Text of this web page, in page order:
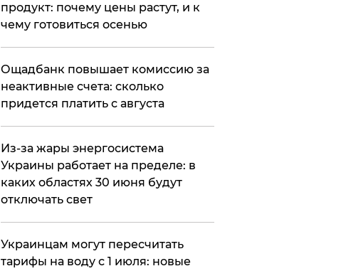
продукт: почему цены растут, и к
чему готовиться осенью
​Ощадбанк повышает комиссию за
неактивные счета: сколько
придется платить с августа
Из-за жары энергосистема
Украины работает на пределе: в
каких областях 30 июня будут
отключать свет
Украинцам могут пересчитать
тарифы на воду с 1 июля: новые